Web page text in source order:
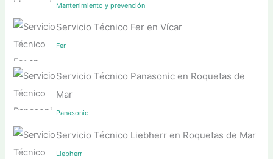
Mantenimiento y prevención
Servicio Técnico Fer en Vícar
Fer
Servicio Técnico Panasonic en Roquetas de
Mar
Panasonic
Servicio Técnico Liebherr en Roquetas de Mar
Liebherr